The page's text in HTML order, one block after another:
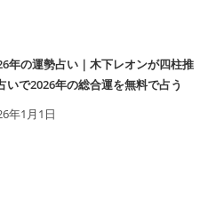
年の運勢占い｜木下レオンが四柱推
いで2026年の総合運を無料で占う
年1月1日